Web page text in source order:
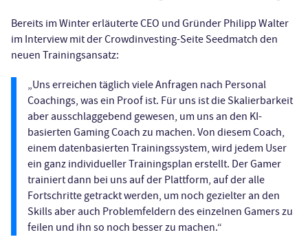
Bereits im Winter erläuterte CEO und Gründer Philipp Walter
im Interview mit der Crowdinvesting-Seite Seedmatch den
neuen Trainingsansatz:
„Uns erreichen täglich viele Anfragen nach Personal
Coachings, was ein Proof ist. Für uns ist die Skalierbarkeit
aber ausschlaggebend gewesen, um uns an den KI-
basierten Gaming Coach zu machen. Von diesem Coach,
einem datenbasierten Trainingssystem, wird jedem User
ein ganz individueller Trainingsplan erstellt. Der Gamer
trainiert dann bei uns auf der Plattform, auf der alle
Fortschritte getrackt werden, um noch gezielter an den
Skills aber auch Problemfeldern des einzelnen Gamers zu
feilen und ihn so noch besser zu machen.“